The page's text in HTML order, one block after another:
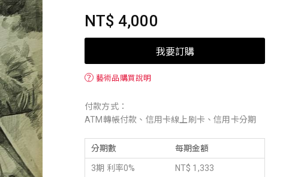
NT$ 4,000
我要訂購
？ 藝術品購買說明
付款方式：
ATM轉帳付款、信用卡線上刷卡、信用卡分期
分期數 每期金額
3期 利率0%
NT$ 1,333